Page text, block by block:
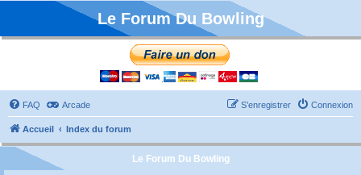
Le Forum Du Bowling
FAQ Arcade Connexion
S’enregistrer
Accueil Index du forum
Le Forum Du Bowling